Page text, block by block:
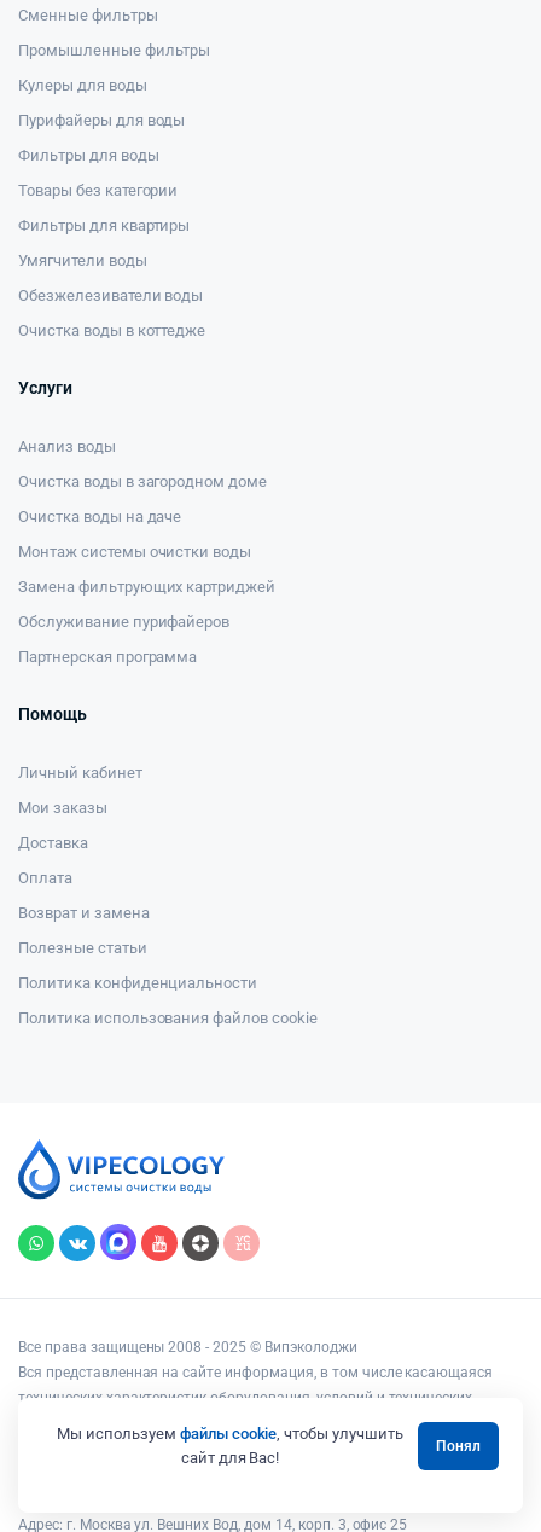
Сменные фильтры
Промышленные фильтры
Кулеры для воды
Пурифайеры для воды
Фильтры для воды
Товары без категории
Фильтры для квартиры
Умягчители воды
Обезжелезиватели воды
Очистка воды в коттедже
Услуги
Анализ воды
Очистка воды в загородном доме
Очистка воды на даче
Монтаж системы очистки воды
Замена фильтрующих картриджей
Обслуживание пурифайеров
Партнерская программа
Помощь
Личный кабинет
Мои заказы
Доставка
Оплата
Возврат и замена
Полезные статьи
Политика конфиденциальности
Политика использования файлов cookie
Все права защищены 2008 - 2025 © Випэколоджи
Вся представленная на сайте информация, в том числе касающаяся
технических характеристик оборудования, условий и технических
возможностей подключения, наличия на складе, стоимости товаров и
услуг, носит информационный характер и ни при каких условиях не
является публичной офертой, определяемой положениями статьи 437
Адрес: г. Москва ул. Вешних Вод, дом 14, корп. 3, офис 25
Мы используем файлы cookie, чтобы улучшить
сайт для Вас!
Понял